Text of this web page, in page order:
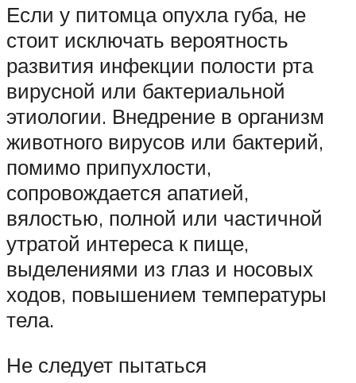
Если у питомца опухла губа, не
стоит исключать вероятность
развития инфекции полости рта
вирусной или бактериальной
этиологии. Внедрение в организм
животного вирусов или бактерий,
помимо припухлости,
сопровождается апатией,
вялостью, полной или частичной
утратой интереса к пище,
выделениями из глаз и носовых
ходов, повышением температуры
тела.
Не следует пытаться